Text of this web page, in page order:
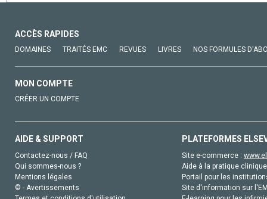
ACCÈS RAPIDES
DOMAINES TRAITÉS EMC REVUES LIVRES NOS FORMULES
MON COMPTE
CRÉER UN COMPTE
AIDE & SUPPORT
Contactez-nous / FAQ
Qui sommes-nous ?
Mentions légales
© - Avertissements
PLATEFORMES
Site e-commerce :
Aide à la pratique
Portail pour les
Site d'information sur